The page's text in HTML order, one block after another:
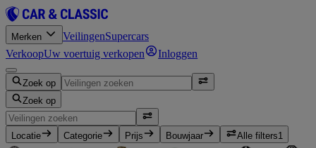
Merken VeilingenSupercars
VerkoopUw voertuig verkopen Inloggen
Zoek op
Zoek op
Locatie Categorie Prijs Bouwjaar Alle filters1